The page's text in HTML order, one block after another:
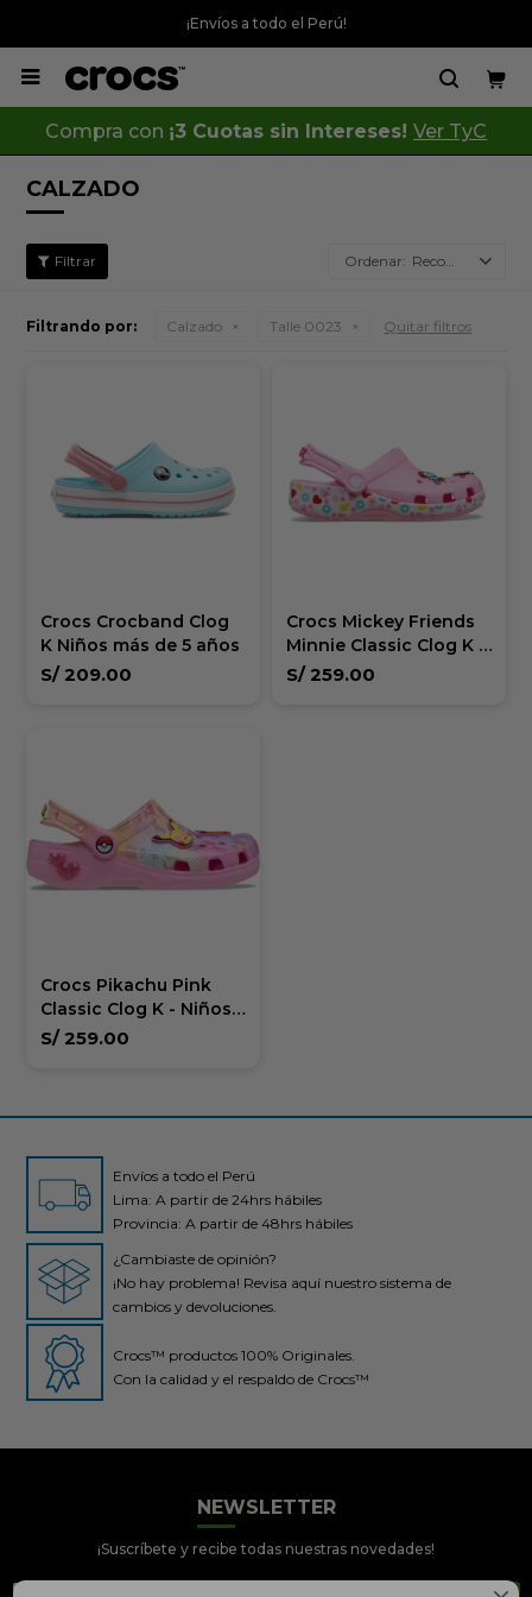
¡Envíos a todo el Perú!

Compra con ¡3 Cuotas sin Intereses! Ver TyC
CALZADO
Recomendados
Filtrando por: Calzado Talle 0023 Quitar filtros
Crocs Crocband Clog
K Niños más de 5 años
S/ 209.00
Crocs Mickey Friends
Minnie Classic Clog K -
Niños más de 5
S/ 259.00
Crocs Pikachu Pink
Classic Clog K - Niños
mas de 5 años
S/ 259.00
Envíos a todo el Perú
Lima: A partir de 24hrs hábiles
Provincia: A partir de 48hrs hábiles
¿Cambiaste de opinión?
¡No hay problema! Revisa aquí nuestro sistema de
cambios y devoluciones.
Crocs™ productos 100% Originales.
Con la calidad y el respaldo de Crocs™
NEWSLETTER
¡Suscríbete y recibe todas nuestras novedades!